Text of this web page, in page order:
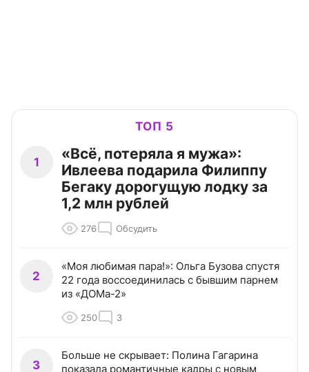
ТОП 5
1
«Всё, потеряла я мужа»:
Ивлеева подарила Филиппу
Бегаку дорогущую лодку за
1,2 млн рублей
276 Обсудить
2
«Моя любимая пара!»: Ольга Бузова спустя
22 года воссоединилась с бывшим парнем
из «ДОМа-2»
250 3
3
Больше не скрывает: Полина Гагарина
показала романтичные кадры с новым